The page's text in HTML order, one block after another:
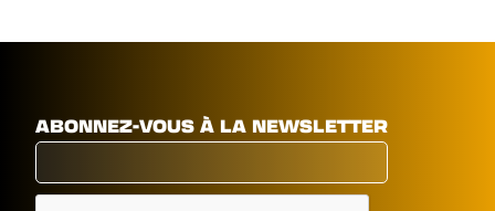
ABONNEZ-VOUS À LA NEWSLETTER